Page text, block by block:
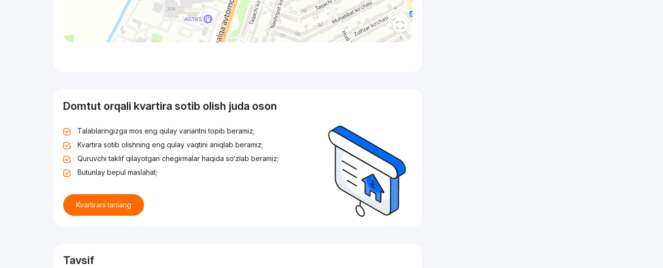
Domtut orqali kvartira sotib olish juda oson
Talablaringizga mos eng qulay variantni topib beramiz;
Kvartira sotib olishning eng qulay vaqtini aniqlab beramiz;
Quruvchi taklif qilayotgan chegirmalar haqida so‘zlab beramiz;
Butunlay bepul maslahat;
Kvartirani tanlang
Tavsif